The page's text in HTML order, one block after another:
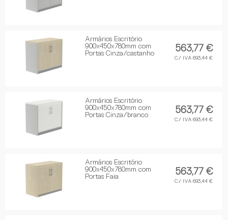
Armários Escritório
900x450x780mm com
Portas Cinza/castanho
563,77 €
C/ IVA 693,44 €
Armários Escritório
900x450x780mm com
Portas Cinza/branco
563,77 €
C/ IVA 693,44 €
Armários Escritório
900x450x780mm com
Portas Faia
563,77 €
C/ IVA 693,44 €